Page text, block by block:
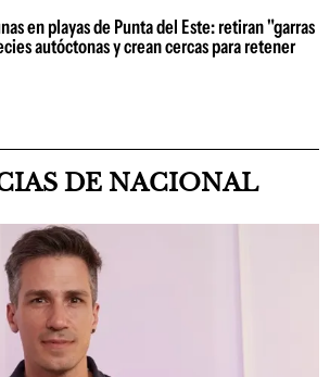
en playas de Punta del Este: retiran "garras
autóctonas y crean cercas para retener
DE NACIONAL